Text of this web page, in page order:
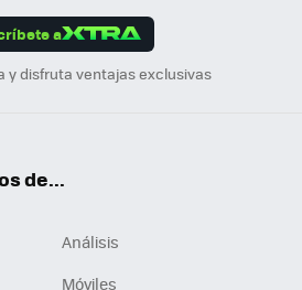
a
y disfruta ventajas exclusivas
de...
Análisis
Móviles